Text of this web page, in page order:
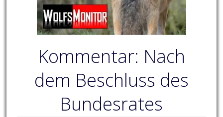
Kommentar: Nach
dem Beschluss des
Bundesrates